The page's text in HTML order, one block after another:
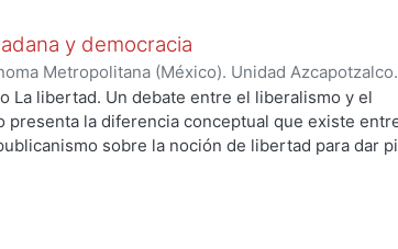
y democracia
Metropolitana (México). Unidad
,2021-10-15)Franco Luna, Yossadara
La libertad. Un debate entre el liberalismo y el
presenta la diferencia conceptual que existe
sobre la noción de libertad para dar